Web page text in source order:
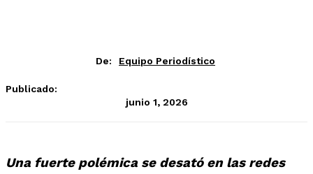
De: Equipo Periodístico
Publicado:
junio 1, 2026
Una fuerte polémica se desató en las redes